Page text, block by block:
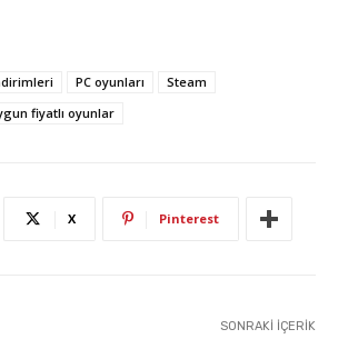
PC oyunları
Steam
fiyatlı oyunlar
X Pinterest
SONRAKI İÇERIK